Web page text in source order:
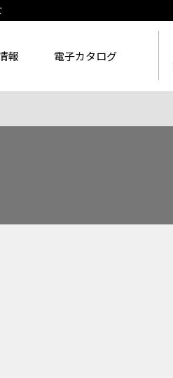
報 電子カタログ